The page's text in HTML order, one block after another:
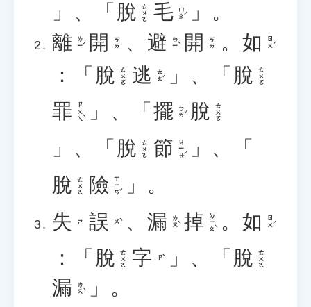
」、「 脫 ㄊㄨㄛ 毛 ㄇㄠˊ
」。
離 ㄌㄧˊ 開 ㄎㄞ 、 避 ㄅㄧˋ 開 ㄎㄞ 。 如 ㄖㄨˊ
：「 脫 ㄊㄨㄛ 逃 ㄊㄠˊ 」、「 脫 ㄊㄨㄛ
罪 ㄗㄨㄟˋ 」、「 擺 ㄅㄞˇ 脫 ㄊㄨㄛ
」、「 脫 ㄊㄨㄛ 節 ㄐㄧㄝˊ
」、「
脫 ㄊㄨㄛ 險 ㄒㄧㄢˇ
」。
失
ㄕ 誤 ㄨˋ 、 漏 ㄌㄡˋ 掉 ㄉㄧㄠˋ 。 如 ㄖㄨˊ
：「 脫 ㄊㄨㄛ 字 ㄗˋ 」、「 脫 ㄊㄨㄛ
漏 ㄌㄡˋ
」。